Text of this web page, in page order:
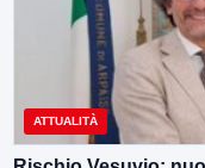
ATTUALITÀ